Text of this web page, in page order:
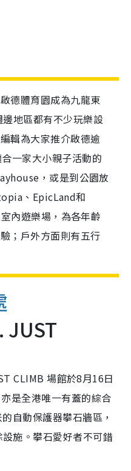
德體育園成為九龍東
地區都有不少玩樂設
輯為大家推介啟德逾
一家大小親子活動的
，或是到公園放
、EpicLand和
內遊樂場，為各年齡
；戶外方面則有五行
JUST
CLIMB 場館於8月16日
是全港唯一有蓋的綜合
自動保護器攀石牆區，
施。攀石愛好者不可錯